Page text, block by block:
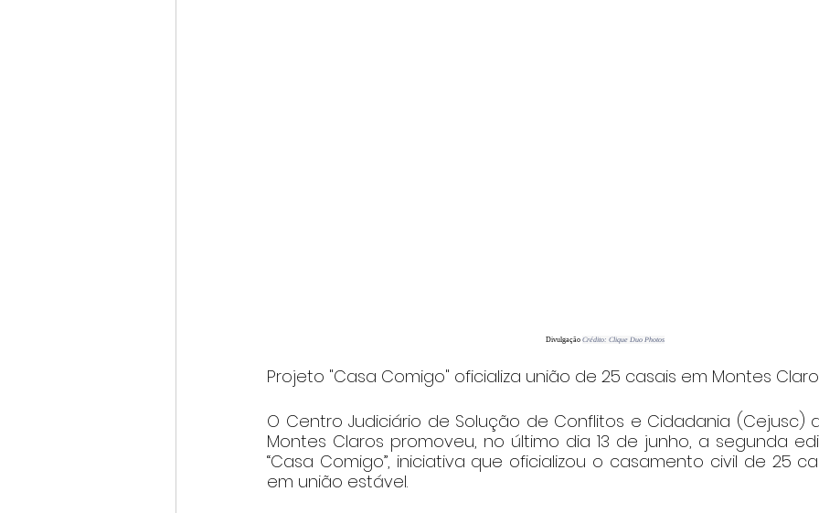
Divulgação Crédito: Clique Duo Photos
Projeto "Casa Comigo" oficializa união de 25 casais em Montes
O Centro Judiciário de Solução de Conflitos e Cidadania (Cejusc)
Montes Claros promoveu, no último dia 13 de junho, a segunda
“Casa Comigo”, iniciativa que oficializou o casamento civil de 25
em união estável.